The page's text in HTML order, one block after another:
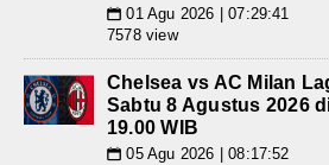
📅 01 Agu 2026 | 07:29:41
7578 view
Chelsea vs AC Milan
Sabtu 8 Agustus 2026
19.00 WIB
📅 05 Agu 2026 | 08:17:52